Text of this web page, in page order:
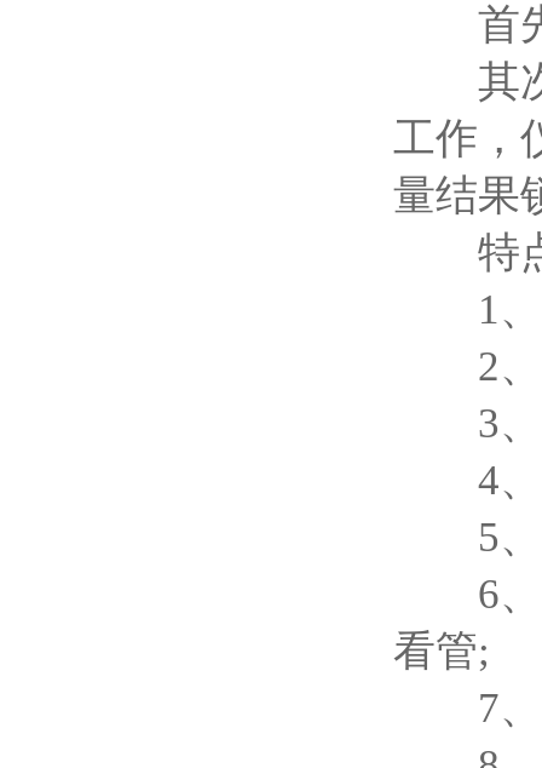
首先
其次
工作，
量结果
特
1、
2、
3、
4、
5、
6、
看管;
7、